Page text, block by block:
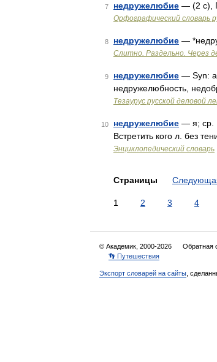
7 недружелюбие — (2 с),
Орфографический словарь
8 недружелюбие —
Слитно. Раздельно. Через
9 недружелюбие — Syn:
недружелюбность,
Тезаурус русской деловой
10 недружелюбие — я; ср.
Встретить кого л. без
Энциклопедический словарь
Страницы
1 2 3 4
© Академик, 2000-2026 Обратная
👣 Путешествия
Экспорт словарей на сайты ,